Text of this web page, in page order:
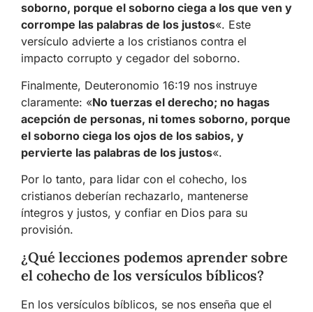
soborno, porque el soborno ciega a los que ven y
corrompe las palabras de los justos«. Este
versículo advierte a los cristianos contra el
impacto corrupto y cegador del soborno.
Finalmente, Deuteronomio 16:19 nos instruye
claramente: «No tuerzas el derecho; no hagas
acepción de personas, ni tomes soborno, porque
el soborno ciega los ojos de los sabios, y
pervierte las palabras de los justos«.
Por lo tanto, para lidar con el cohecho, los
cristianos deberían rechazarlo, mantenerse
íntegros y justos, y confiar en Dios para su
provisión.
¿Qué lecciones podemos aprender sobre
el cohecho de los versículos bíblicos?
En los versículos bíblicos, se nos enseña que el